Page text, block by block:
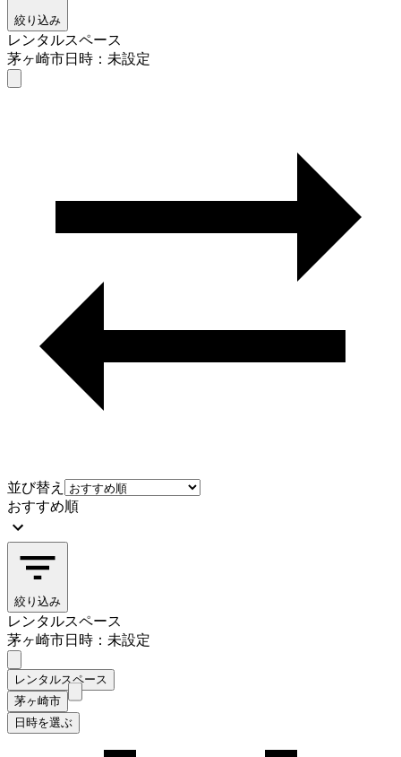
絞り込み
レンタルスペース
茅ヶ崎市日時：未設定
並び替え
おすすめ順
絞り込み
レンタルスペース
茅ヶ崎市日時：未設定
レンタルスペース
茅ヶ崎市
日時を選ぶ